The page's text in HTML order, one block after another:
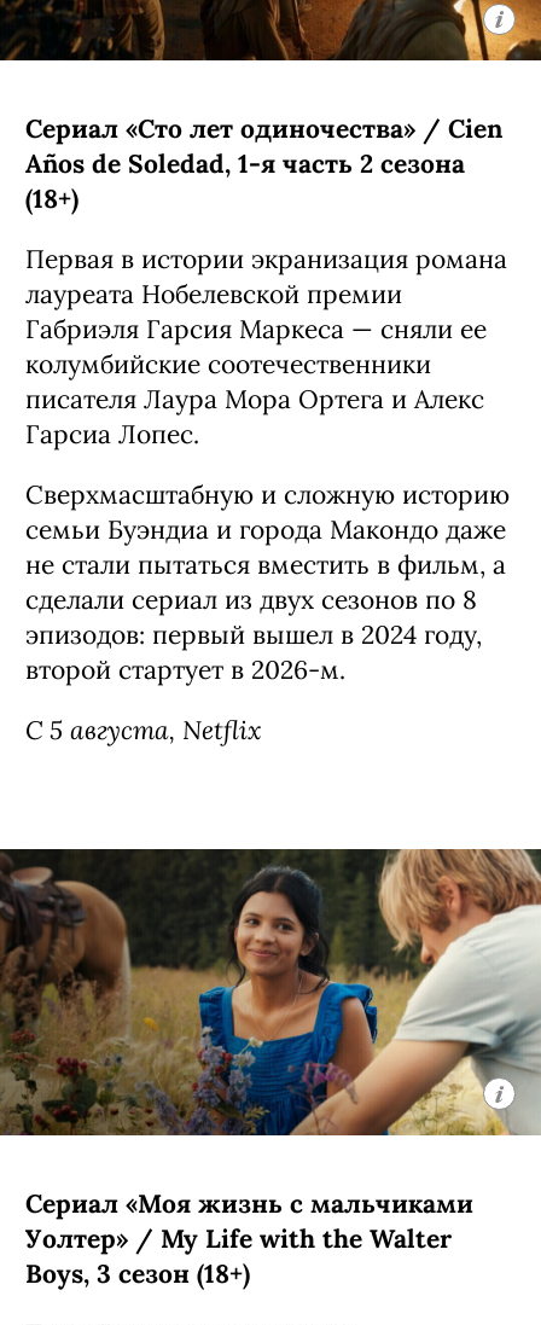
С 5 августа, Prime Video
Сериал «Сто лет одиночества» / Cien
Años de Soledad, 1-я часть 2 сезона
(18+)
Первая в истории экранизация романа
лауреата Нобелевской премии
Габриэля Гарсия Маркеса — сняли ее
Сверхмасштабную и сложную историю
семьи Буэндиа и города Макондо даже
не стали пытаться вместить в фильм, а
сделали сериал из двух сезонов по 8
эпизодов: первый вышел в 2024 году,
второй стартует в 2026-м.
С 5 августа, Netflix